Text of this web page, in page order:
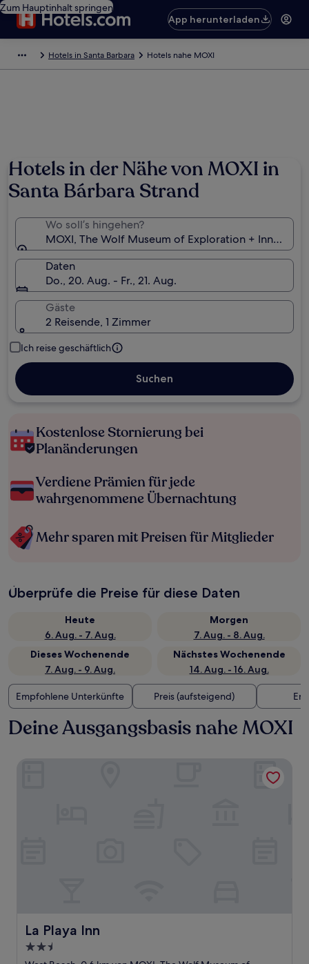
Zum Hauptinhalt springen
App herunterladen
Hotels in Santa Barbara Hotels nahe MOXI
Hotels in der Nähe von MOXI in
Santa Bárbara Strand
Wo soll’s hingehen?
MOXI, The Wolf Museum of Exploration +
Daten
Do., 20. Aug. - Fr., 21. Aug.
Gäste
2 Reisende, 1 Zimmer
Ich reise geschäftlich
Suchen
Kostenlose Stornierung bei
Planänderungen
Verdiene Prämien für jede
wahrgenommene Übernachtung
Mehr sparen mit Preisen für Mitglieder
Überprüfe die Preise für diese Daten
Heute
6. Aug. - 7. Aug.
Morgen
7. Aug. - 8. Aug.
Dieses Wochenende
7. Aug. - 9. Aug.
Nächstes Wochenende
14. Aug. - 16. Aug.
Empfohlene Unterkünfte Preis (aufsteigend)
Deine Ausgangsbasis nahe MOXI
La Playa Inn
La Playa Inn
2.5-